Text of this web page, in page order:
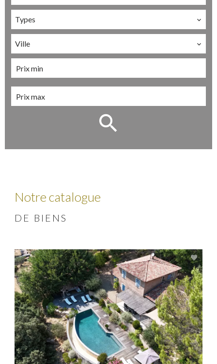
Types
Ville
Notre catalogue
DE BIENS